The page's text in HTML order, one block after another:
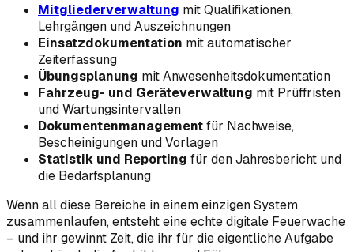
Mitgliederverwaltung mit Qualifikationen,
Lehrgängen und Auszeichnungen
Einsatzdokumentation mit automatischer
Zeiterfassung
Übungsplanung mit Anwesenheitsdokumentation
Fahrzeug- und Geräteverwaltung mit Prüffristen
und Wartungsintervallen
Dokumentenmanagementfür Nachweise,
Bescheinigungen und Vorlagen
Statistik und Reporting für den Jahresbericht und
die Bedarfsplanung
Wenn all diese Bereiche in einem einzigen System
zusammenlaufen, entsteht eine echte digitale Feuerwache
– und ihr gewinnt Zeit, die ihr für die eigentliche Aufgabe